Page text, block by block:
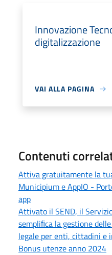
Innovazione
digitalizzazione
VAI ALLA PAGINA
Contenuti
Attiva gratuitamente la
Municipium e AppIO -
app
Attivato il SEND, il
sempliﬁca la gestione
legale per enti, cittadini e
Bonus utenze anno 2024